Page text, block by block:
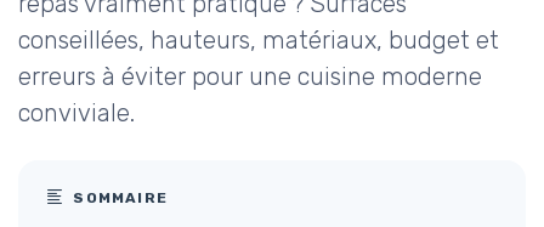
conseillées, hauteurs, matériaux, budget et
erreurs à éviter pour une cuisine moderne
conviviale.
SOMMAIRE